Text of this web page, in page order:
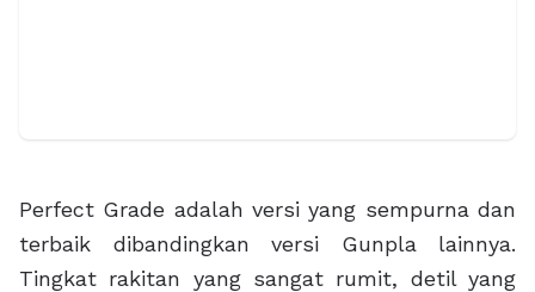
Perfect Grade adalah versi yang sempurna dan
terbaik dibandingkan versi Gunpla lainnya.
Tingkat rakitan yang sangat rumit, detil yang